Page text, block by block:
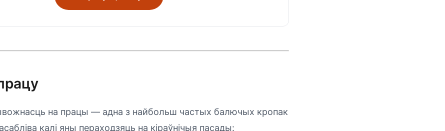
на працы — адна з найбольш частых балючых кропак
калі яны пераходзяць на кіраўнічыя пасады: